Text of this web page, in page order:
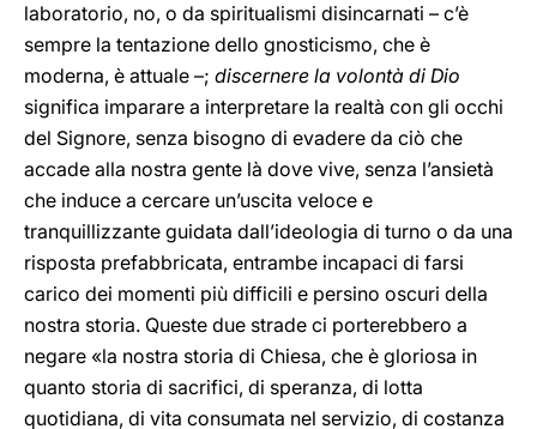
laboratorio, no, o da spiritualismi disincarnati – c’è
sempre la tentazione dello gnosticismo, che è
moderna, è attuale –; discernere la volontà di Dio
significa imparare a interpretare la realtà con gli occhi
del Signore, senza bisogno di evadere da ciò che
accade alla nostra gente là dove vive, senza l’ansietà
che induce a cercare un’uscita veloce e
tranquillizzante guidata dall’ideologia di turno o da una
risposta prefabbricata, entrambe incapaci di farsi
carico dei momenti più difficili e persino oscuri della
nostra storia. Queste due strade ci porterebbero a
negare «la nostra storia di Chiesa, che è gloriosa in
quanto storia di sacrifici, di speranza, di lotta
quotidiana, di vita consumata nel servizio, di costanza